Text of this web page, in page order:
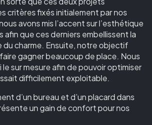
critères fixés initialement par nos
avons mis l’accent sur l’esthétique
afin que ces derniers embellissent la
du charme. Ensuite, notre objectif
gagner beaucoup de place. Nous
sur mesure afin de pouvoir optimiser
difficilement exploitable.
d’un bureau et d’un placard dans
un gain de confort pour nos